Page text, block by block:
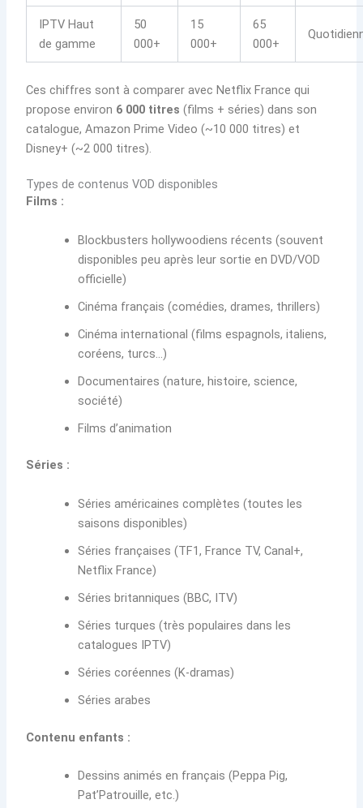
IPTV Haut
de gamme
50
000+
15
000+
65
000+
Ces chiffres sont à comparer avec Netflix France qui
propose environ 6 000 titres (films + séries) dans son
catalogue, Amazon Prime Video (~10 000 titres) et
Disney+ (~2 000 titres).
Types de contenus VOD disponibles
Films :
Blockbusters hollywoodiens récents (souvent
disponibles peu après leur sortie en DVD/VOD
officielle)
Cinéma français (comédies, drames, thrillers)
Cinéma international (films espagnols, italiens,
coréens, turcs…)
Documentaires (nature, histoire, science,
société)
Films d’animation
Séries :
Séries américaines complètes (toutes les
saisons disponibles)
Séries françaises (TF1, France TV, Canal+,
Netflix France)
Séries britanniques (BBC, ITV)
Séries turques (très populaires dans les
catalogues IPTV)
Séries coréennes (K-dramas)
Séries arabes
Contenu enfants :
Dessins animés en français (Peppa Pig,
Pat’Patrouille, etc.)